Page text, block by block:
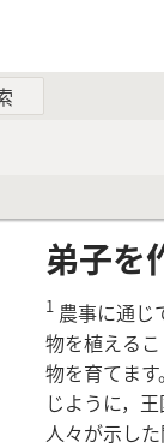
弟子を
1 農事に通じ
物を植える
物を育てま
じように，
人々が示し